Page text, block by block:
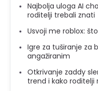
Najbolja uloga AI
roditelji trebali znati
Usvoji me roblox:
Igre za tuširanje za
angažiranim
Otkrivanje zaddy
trend i kako roditelji